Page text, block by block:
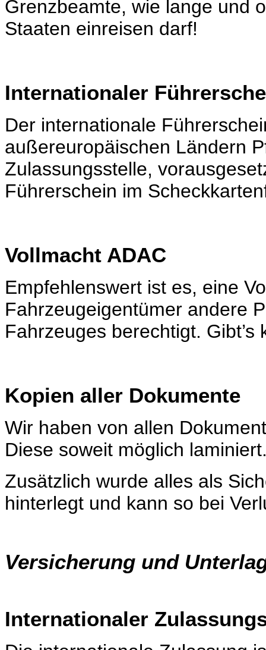
Grenzbeamte, wie lange und
Staaten einreisen darf!
Internationaler
Der internationale
außereuropäischen Ländern
Zulassungsstelle,
Führerschein im
Vollmacht ADAC
Empfehlenswert ist es, eine
Fahrzeugeigentümer andere
Fahrzeuges berechtigt.
Kopien aller Dokumente
Wir haben von allen
Diese soweit möglich
Zusätzlich wurde alles als
hinterlegt und kann so bei
Versicherung und
Internationaler